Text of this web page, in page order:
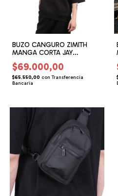
BUZO CANGURO ZIMITH
MANGA CORTA JAY
DIFERENCIADO PREMIUM
BASICS (ZH266801)
$69.000,00
$65.550,00 con Transferencia
Bancaria